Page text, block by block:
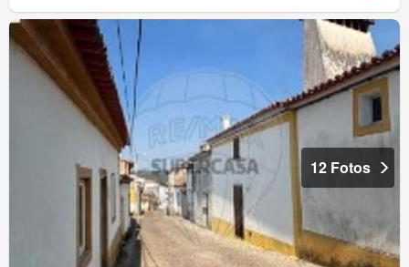
12 Fotos